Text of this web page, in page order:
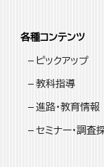
各種コンテンツ
ピックアップ
教科指導
進路・教育情報
セミナー・調査